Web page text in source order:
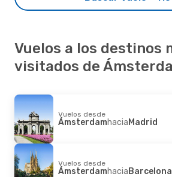
Vuelos a los destinos
visitados de
Vuelos desde
ÁmsterdamhaciaMadrid
Vuelos desde
ÁmsterdamhaciaBarcelona